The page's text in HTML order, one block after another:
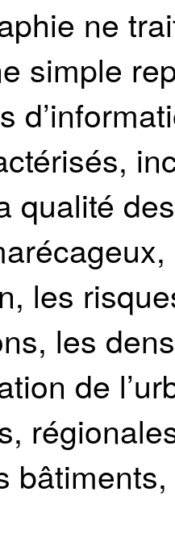
ne
simple
qualité
les
les
de